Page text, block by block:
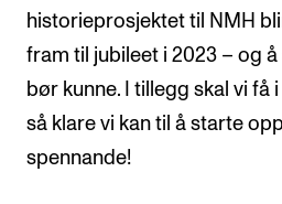
historieprosjektet til NMH
fram til jubileet i 2023 – og
bør kunne. I tillegg skal vi
så klare vi kan til å starte
spennande!